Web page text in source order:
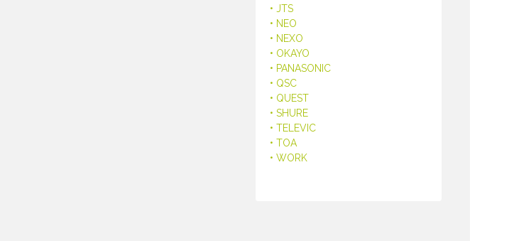
• JTS
• NEO
• NEXO
• OKAYO
• PANASONIC
• QSC
• QUEST
• SHURE
• TELEVIC
• TOA
• WORK